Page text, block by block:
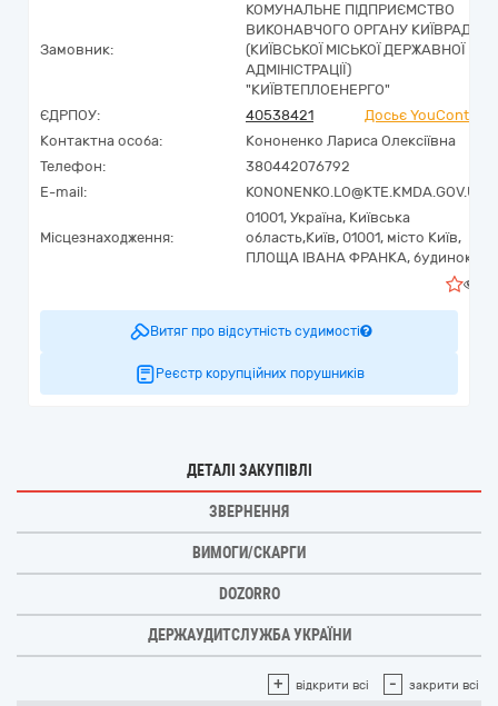
Замовник:
КОМУНАЛЬНЕ ПІДПРИЄМСТВО
ВИКОНАВЧОГО ОРГАНУ КИЇВРАДИ
(КИЇВСЬКОЇ МІСЬКОЇ ДЕРЖАВНОЇ
АДМІНІСТРАЦІЇ)
"КИЇВТЕПЛОЕНЕРГО"
ЄДРПОУ:
40538421
Досьє YouControl
Контактна особа:
Кононенко Лариса Олексіївна
Телефон:
380442076792
E-mail:
KONONENKO.LO@KTE.KMDA.GOV.UA
Місцезнаходження:
01001, Україна, Київська
область,Київ, 01001, місто Київ,
ПЛОЩА ІВАНА ФРАНКА, будинок 5
Витяг про відсутність судимості
Реєстр корупційних порушників
ДЕТАЛІ ЗАКУПІВЛІ
ЗВЕРНЕННЯ
ВИМОГИ/СКАРГИ
DOZORRO
ДЕРЖАУДИТСЛУЖБА УКРАЇНИ
+ відкрити всі - закрити всі